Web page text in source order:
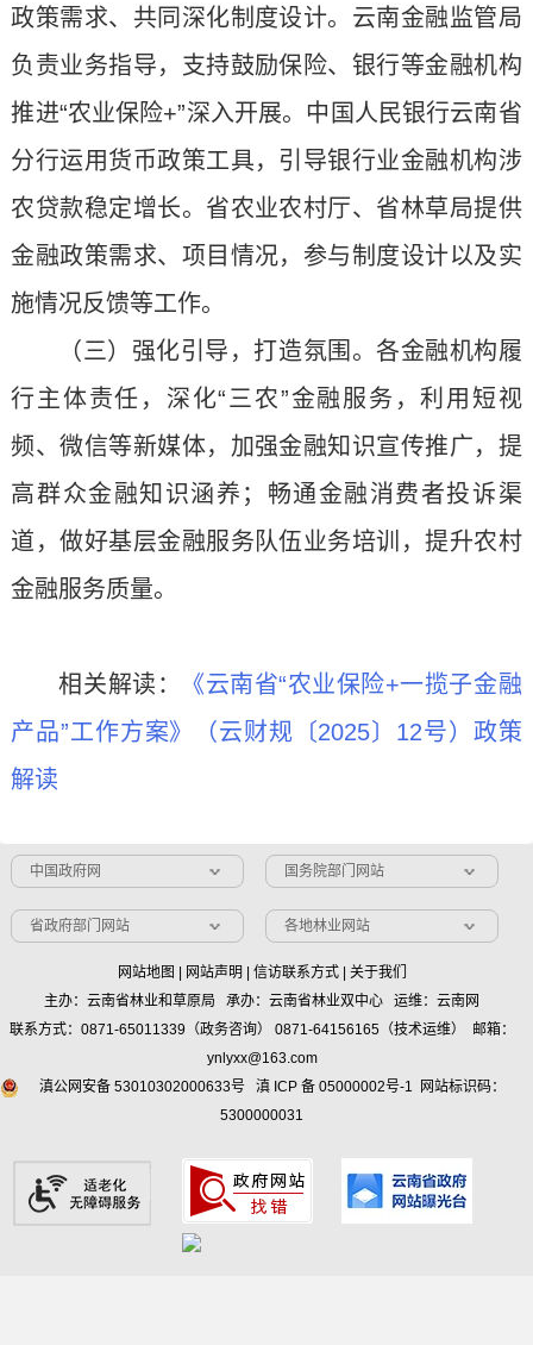
政策需求、共同深化制度设计。云南金融监管局
负责业务指导，支持鼓励保险、银行等金融机构
推进“农业保险+”深入开展。中国人民银行云南省
分行运用货币政策工具，引导银行业金融机构涉
农贷款稳定增长。省农业农村厅、省林草局提供
金融政策需求、项目情况，参与制度设计以及实
施情况反馈等工作。
（三）强化引导，打造氛围。各金融机构履
行主体责任，深化“三农”金融服务，利用短视
频、微信等新媒体，加强金融知识宣传推广，提
高群众金融知识涵养；畅通金融消费者投诉渠
道，做好基层金融服务队伍业务培训，提升农村
金融服务质量。
相关解读：
《云南省“农业保险+一揽子金融
产品”工作方案》（云财规〔2025〕12号）政策
解读
中国政府网 国务院部门网站
省政府部门网站 各地林业网站
网站地图 网站声明 信访联系方式| 关于我们
主办：云南省林业和草原局 承办：云南省林业双中心 运维：云南网
联系方式：0871-65011339（政务咨询） 0871-64156165（技术运维） 邮箱：
ynlyxx@163.com
滇公网安备 53010302000633号
滇 ICP 备 05000002号-1 网站标识码：
5300000031